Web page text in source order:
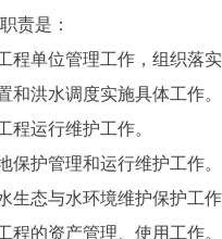
责是：
单位管理工作，组织落实
洪水调度实施具体工作。
运行维护工作。
护管理和运行维护工作。
态与水环境维护保护工
的资产管理、使用工作。